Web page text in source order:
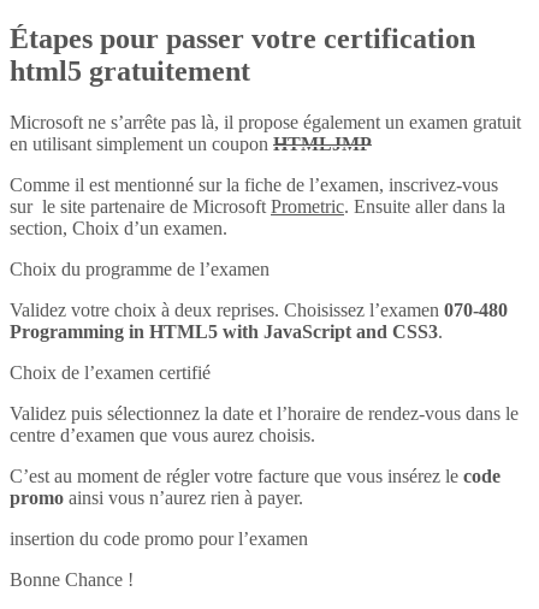
Étapes pour passer votre certification
html5 gratuitement
Microsoft ne s’arrête pas là, il propose également un examen gratuit
en utilisant simplement un coupon HTMLJMP
Comme il est mentionné sur la fiche de l’examen, inscrivez-vous
sur le site partenaire de Microsoft Prometric. Ensuite aller dans la
section, Choix d’un examen.
Choix du programme de l’examen
Validez votre choix à deux reprises. Choisissez l’examen 070-480
Programming in HTML5 with JavaScript and CSS3.
Choix de l’examen certifié
Validez puis sélectionnez la date et l’horaire de rendez-vous dans le
centre d’examen que vous aurez choisis.
C’est au moment de régler votre facture que vous insérez le code
promo ainsi vous n’aurez rien à payer.
insertion du code promo pour l’examen
Bonne Chance !